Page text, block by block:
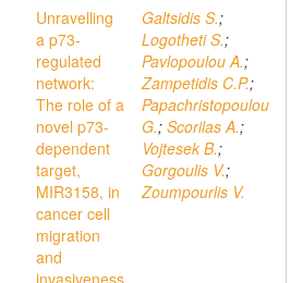
Unravelling
a p73-
regulated
network:
The role of a
novel p73-
dependent
target,
MIR3158, in
cancer cell
migration
and
invasiveness
Galtsidis S.;
Logotheti S.;
Pavlopoulou A.;
Zampetidis C.P.;
Papachristopoulou
G.; Scorilas A.;
Vojtesek B.;
Gorgoulis V.;
Zoumpourlis V.